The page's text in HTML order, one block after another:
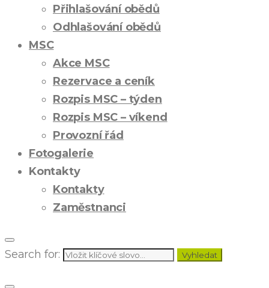
Přihlašování obědů
Odhlašování obědů
MSC
Akce MSC
Rezervace a ceník
Rozpis MSC – týden
Rozpis MSC – víkend
Provozní řád
Fotogalerie
Kontakty
Kontakty
Zaměstnanci
Search for: Vyhledat